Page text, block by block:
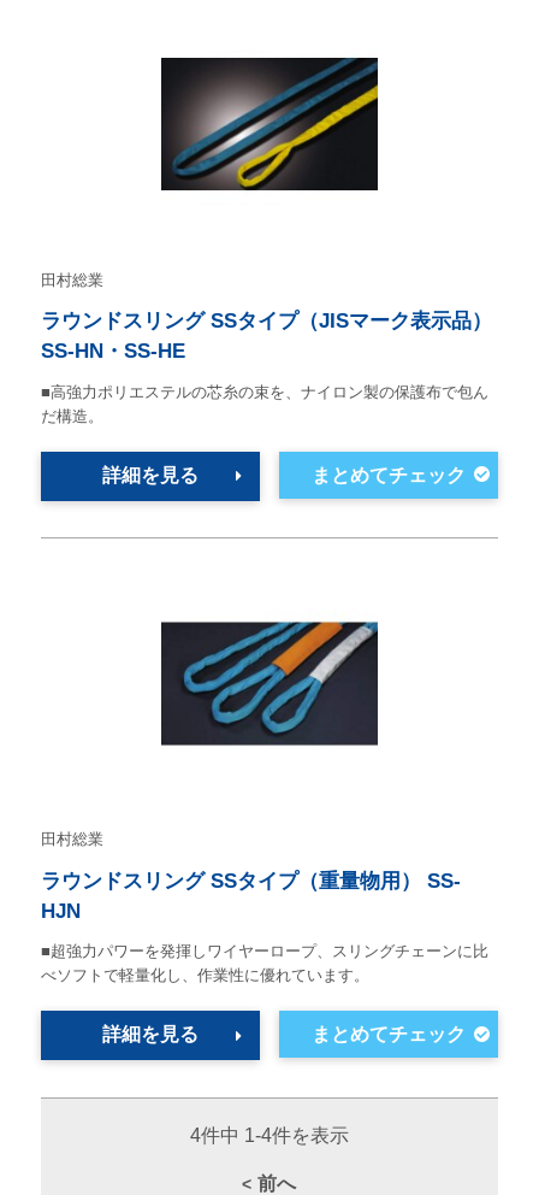
田村総業
ラウンドスリング SSタイプ（JISマーク表示品）
SS-HN・SS-HE
■高強力ポリエステルの芯糸の束を、ナイロン製の保護布で包ん
だ構造。
詳細を見る
田村総業
ラウンドスリング SSタイプ（重量物用） SS-
HJN
■超強力パワーを発揮しワイヤーロープ、スリングチェーンに比
べソフトで軽量化し、作業性に優れています。
詳細を見る
4件中 1-4件を表示
前へ